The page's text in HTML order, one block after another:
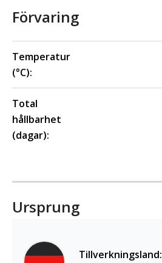
Förvaring
Temperatur
(°C):
Total
hållbarhet
(dagar):
Ursprung
Tillverkningsland: